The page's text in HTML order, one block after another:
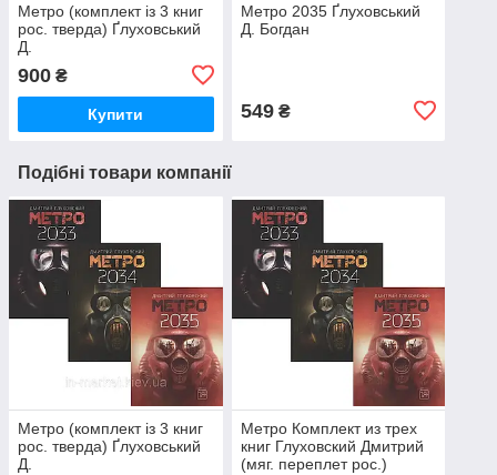
Метро (комплект із 3 книг
рос. тверда) Ґлуховський
Д.
900 ₴
Купити
Метро 2035 Ґлуховський
Д. Богдан
549₴
Подібні товари компанії
Метро (комплект із 3 книг
рос. тверда) Ґлуховський
Д.
Метро Комплект из трех
книг Глуховский Дмитрий
(мяг. переплет рос.)